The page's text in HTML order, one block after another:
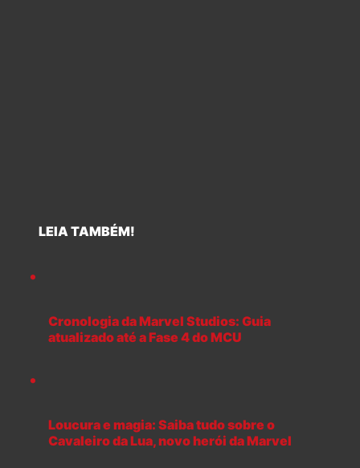
LEIA TAMBÉM!
Cronologia da Marvel Studios: Guia
atualizado até a Fase 4 do MCU
Loucura e magia: Saiba tudo sobre o
Cavaleiro da Lua, novo herói da Marvel